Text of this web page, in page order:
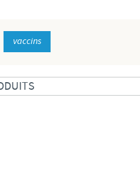
vaccins